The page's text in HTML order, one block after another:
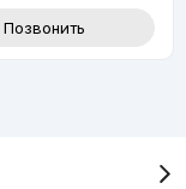
Позвонить